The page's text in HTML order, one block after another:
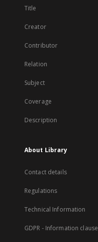
Title
Creator
Contributor
Relation
Subject
Coverage
Description
About Library
Contact details
Regulations
Technical Information
GDPR - Information clause